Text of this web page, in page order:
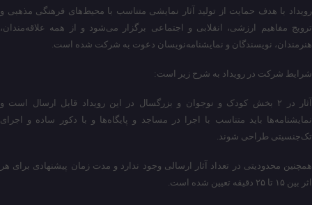
رویداد با هدف حمایت از تولید آثار نمایشی متناسب با محیط‌های فرهنگی مذهبی و
ترویج مفاهیم ارزشی، انقلابی و اجتماعی برگزار می‌شود و از همه علاقه‌مندان،
هنرمندان، نویسندگان و نمایشنامه‌نویسان دعوت به شرکت شده است.
شرایط شرکت در رویداد به شرح زیر است:
آثار در ۲ بخش کودک و نوجوان و بزرگسال در این رویداد قابل ارسال است و
نمایشنامه‌ها باید متناسب با اجرا در مساجد و پایگاه‌ها و با دکور ساده و اجرای
تک‌جنسیتی طراحی شوند.
همچنین محدودیتی در تعداد آثار ارسالی وجود ندارد و مدت زمان پیشنهادی برای هر
اثر بین ۱۵ تا ۲۵ دقیقه تعیین شده است.